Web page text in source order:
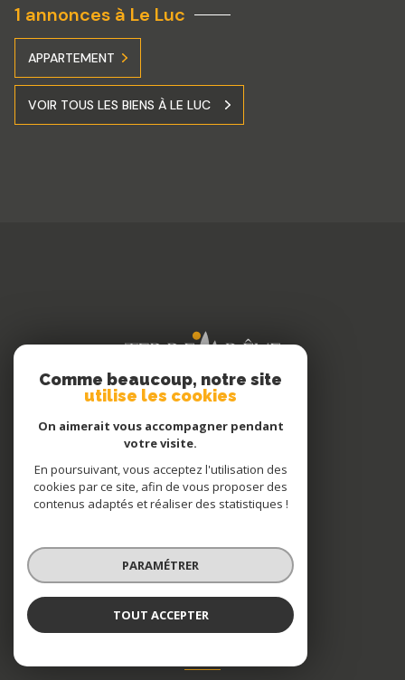
1 annonces à Le Luc
APPARTEMENT
VOIR TOUS LES BIENS À LE LUC
TERRE DE RÊVE
3 BOULEVARD GABRIEL PÉRI
83300DRAGUIGNAN
04 94 84 65 71
agence@tdr-draguignan.com
Comme beaucoup, notre site
utilise les cookies
On aimerait vous accompagner pendant
votre visite.
En poursuivant, vous acceptez l'utilisation des
cookies par ce site, afin de vous proposer des
contenus adaptés et réaliser des statistiques !
PARAMÉTRER
TOUT ACCEPTER